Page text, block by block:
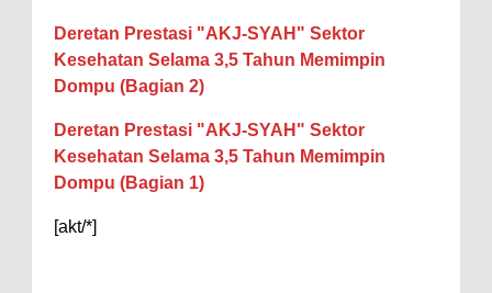
Deretan Prestasi "AKJ-SYAH" Sektor
Kesehatan Selama 3,5 Tahun Memimpin
Dompu (Bagian 2)
Deretan Prestasi "AKJ-SYAH" Sektor
Kesehatan Selama 3,5 Tahun Memimpin
Dompu (Bagian 1)
[akt/*]